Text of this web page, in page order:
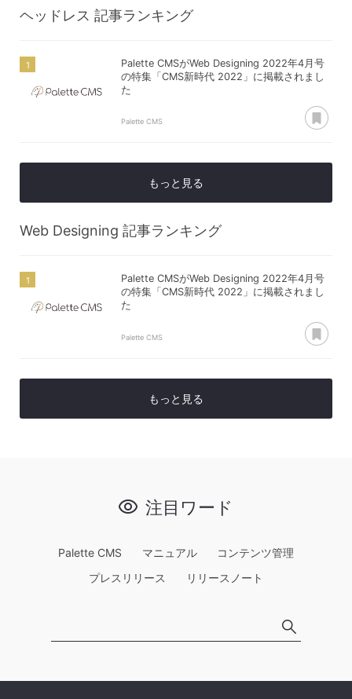
ヘッドレス 記事ランキング
Palette CMSがWeb Designing 2022年4月号
の特集「CMS新時代 2022」に掲載されまし
た
Palette CMS
もっと見る
Web Designing 記事ランキング
Palette CMSがWeb Designing 2022年4月号
の特集「CMS新時代 2022」に掲載されまし
た
Palette CMS
もっと見る
注目ワード
Palette CMS マニュアル
コンテンツ管理
プレスリリース
リリースノート